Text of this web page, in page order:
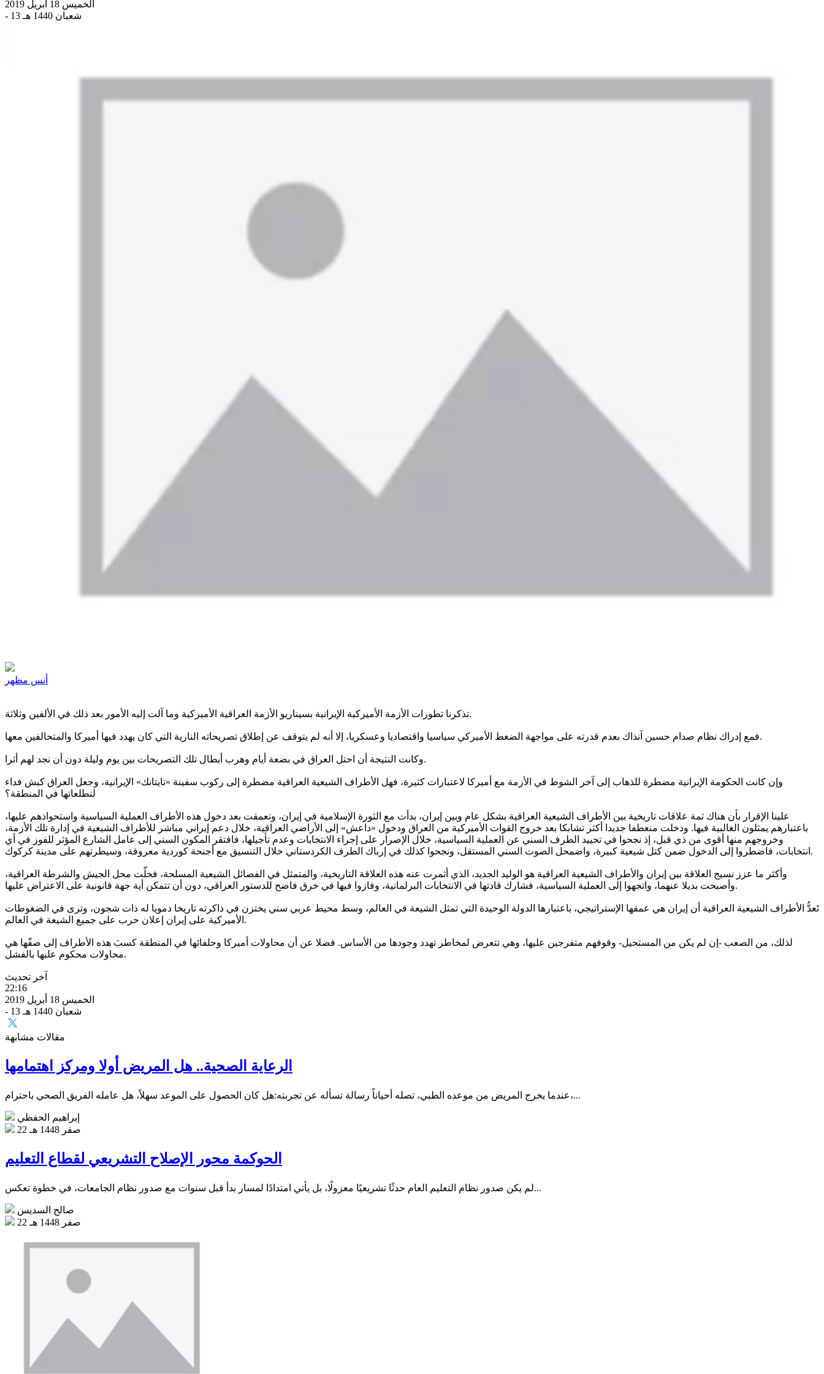
الخميس 18 أبريل 2019
- 13 شعبان 1440 هـ
أنس مظهر
تذكرنا تطورات الأزمة الأميركية الإيرانية بسيناريو الأزمة العراقية الأميركية وما آلت إليه الأمور بعد ذلك في الألفين وثلاثة.
فمع إدراك نظام صدام حسين آنذاك بعدم قدرته على مواجهة الضغط الأميركي سياسيا واقتصاديا وعسكريا، إلا أنه لم يتوقف عن إطلاق تصريحاته النارية التي كان يهدد فيها أميركا والمتحالفين معها.
وكانت النتيجة أن احتل العراق في بضعة أيام وهرب أبطال تلك التصريحات بين يوم وليلة دون أن نجد لهم أثرا.
وإن كانت الحكومة الإيرانية مضطرة للذهاب إلى آخر الشوط في الأزمة مع أميركا لاعتبارات كثيرة، فهل الأطراف الشيعية العراقية مضطرة إلى ركوب سفينة «تايتانك» الإيرانية، وجعل العراق كبش فداء
لتطلعاتها في المنطقة؟
علينا الإقرار بأن هناك ثمة علاقات تاريخية بين الأطراف الشيعية العراقية بشكل عام وبين إيران، بدأت مع الثورة الإسلامية في إيران، وتعمقت بعد دخول هذه الأطراف العملية السياسية واستحواذهم عليها،
باعتبارهم يمثلون الغالبية فيها. ودخلت منعطفا جديدا أكثر تشابكا بعد خروج القوات الأميركية من العراق ودخول «داعش» إلى الأراضي العراقية، خلال دعم إيراني مباشر للأطراف الشيعية في إدارة تلك الأزمة،
وخروجهم منها أقوى من ذي قبل، إذ نجحوا في تحييد الطرف السني عن العملية السياسية، خلال الإصرار على إجراء الانتخابات وعدم تأجيلها، فافتقر المكون السني إلى عامل الشارع المؤثر للفوز في أي
انتخابات، فاضطروا إلى الدخول ضمن كتل شيعية كبيرة، واضمحل الصوت السني المستقل، ونجحوا كذلك في إرباك الطرف الكردستاني خلال التنسيق مع أجنحة كوردية معروفة، وسيطرتهم على مدينة كركوك.
وأكثر ما عزز نسيج العلاقة بين إيران والأطراف الشيعية العراقية هو الوليد الجديد، الذي أثمرت عنه هذه العلاقة التاريخية، والمتمثل في الفصائل الشيعية المسلحة، فحلّت محل الجيش والشرطة العراقية،
وأصبحت بديلا عنهما، واتجهوا إلى العملية السياسية، فشارك قادتها في الانتخابات البرلمانية، وفازوا فيها في خرق فاضح للدستور العراقي، دون أن تتمكن أية جهة قانونية على الاعتراض عليها.
تَعدُّ الأطراف الشيعية العراقية أن إيران هي عمقها الإستراتيجي، باعتبارها الدولة الوحيدة التي تمثل الشيعة في العالم، وسط محيط عربي سني يختزن في ذاكرته تاريخا دمويا له ذات شجون، وترى في الضغوطات
الأميركية على إيران إعلان حرب على جميع الشيعة في العالم.
لذلك، من الصعب -إن لم يكن من المستحيل- وقوفهم متفرجين عليها، وهي تتعرض لمخاطر تهدد وجودها من الأساس. فضلا عن أن محاولات أميركا وحلفائها في المنطقة كسبَ هذه الأطراف إلى صفّها هي
محاولات محكوم عليها بالفشل.
آخر تحديث
22:16
الخميس 18 أبريل 2019
- 13 شعبان 1440 هـ
مقالات مشابهة
الرعاية الصحية.. هل المريض أولا ومركز اهتمامها
عندما يخرج المريض من موعده الطبي، تصله أحياناً رسالة تسأله عن تجربته:هل كان الحصول على الموعد سهلاً، هل عامله الفريق الصحي باحترام،...
إبراهيم الحفظي
22 صفر 1448 هـ
الحوكمة محور الإصلاح التشريعي لقطاع التعليم
لم يكن صدور نظام التعليم العام حدثًا تشريعيًا معزولًا، بل يأتي امتدادًا لمسار بدأ قبل سنوات مع صدور نظام الجامعات، في خطوة تعكس...
صالح السديس
22 صفر 1448 هـ